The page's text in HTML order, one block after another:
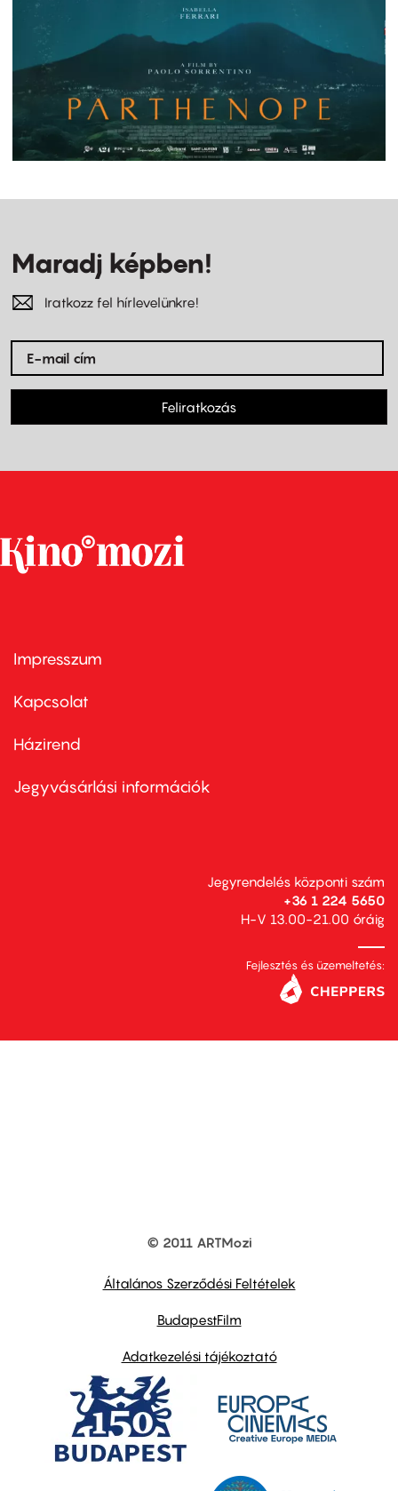
Maradj képben!
Iratkozz fel hírlevelünkre!
Feliratkozás
Footer
first
Impresszum
Kapcsolat
Footer
second
Házirend
Jegyvásárlási információk
Jegyrendelés központi szám
+36 1 224 5650
H-V 13.00-21.00 óráig
Fejlesztés és üzemeltetés:
© 2011 ARTMozi
Általános Szerződési Feltételek
BudapestFilm
Adatkezelési tájékoztató